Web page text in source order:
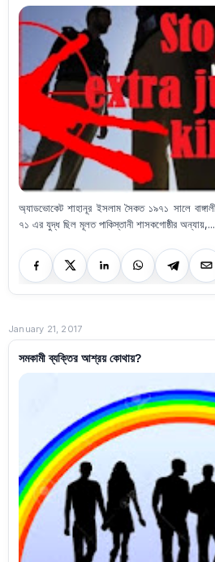
অ্যাডভোকেট শাহানূর ইসলাম সৈকত ১৯৭১ সালে বাঙ্গালী জাতি যুদ্ধ করেছিল কিসের বিরুদ্ধে?
৭১ এর যুদ্ধ ছিল মূলত পাকিস্তানী শাসকগোষ্ঠীর অন্যায়,...
January 21, 2017
সমকামী ব্যক্তির আশ্রয় কোথায়?